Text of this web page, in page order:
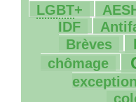
21/1062
LGBT+
81/1062
9/1062
IDF
121/1062
28/1062
33/1062
Brèves
276/1062
176/1062
8/1062
chômage
391/1062
143/1062
119/1062
42/1062